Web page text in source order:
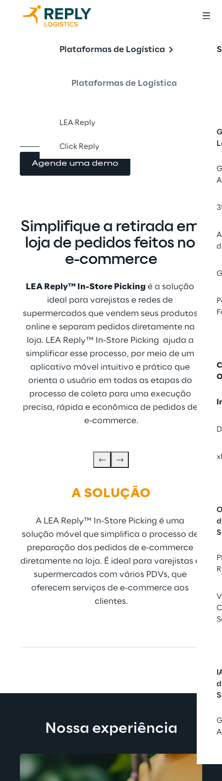
Plataformas de Logística
Plataformas de Logística
LEA Reply
Click Reply
LEA Reply™
In-Store Picking
Agende uma demo
Simplifique a retirada em
loja de pedidos feitos no
e-commerce
LEA Reply™ In-Store Picking é a solução
ideal para varejistas e redes de
supermercados que vendem seus produtos
online e separam pedidos diretamente na
loja. LEA Reply™ In-Store Picking  ajuda a
simplificar esse processo, por meio de um
aplicativo móvel intuitivo e prático que
orienta o usuário em todas as etapas do
processo de coleta para uma execução
precisa, rápida e econômica de pedidos de
e-commerce.
A SOLUÇÃO
A LEA Reply™ In-Store Picking é uma
solução móvel que simplifica o processo de
preparação dos pedidos de e-commerce
diretamente na loja. É ideal para varejistas e
supermercados com vários PDVs, que
oferecem serviços de e-commerce aos
clientes.
o
Nossa experiência